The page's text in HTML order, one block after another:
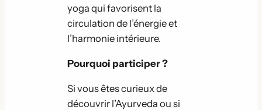
yoga qui favorisent la
circulation de l’énergie et
l’harmonie intérieure.
Pourquoi participer ?
Si vous êtes curieux de
découvrir l’Ayurveda ou si